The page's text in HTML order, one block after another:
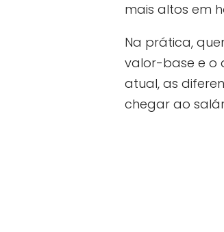
mais altos em
Na prática,
valor-base e o
atual, as
chegar ao